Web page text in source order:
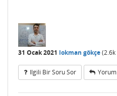
31 Ocak 2021 lokman gökçe(2.6k
Ilgili Bir Soru Sor Yorum